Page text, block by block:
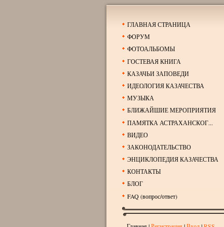
ГЛАВНАЯ СТРАНИЦА
ФОРУМ
ФОТОАЛЬБОМЫ
ГОСТЕВАЯ КНИГА
КАЗАЧЬИ ЗАПОВЕДИ
ИДЕОЛОГИЯ КАЗАЧЕСТВА
МУЗЫКА
БЛИЖАЙШИЕ МЕРОПРИЯТИЯ
ПАМЯТКА АСТРАХАНСКОГ...
ВИДЕО
ЗАКОНОДАТЕЛЬСТВО
ЭНЦИКЛОПЕДИЯ КАЗАЧЕСТВА
КОНТАКТЫ
БЛОГ
FAQ (вопрос/ответ)